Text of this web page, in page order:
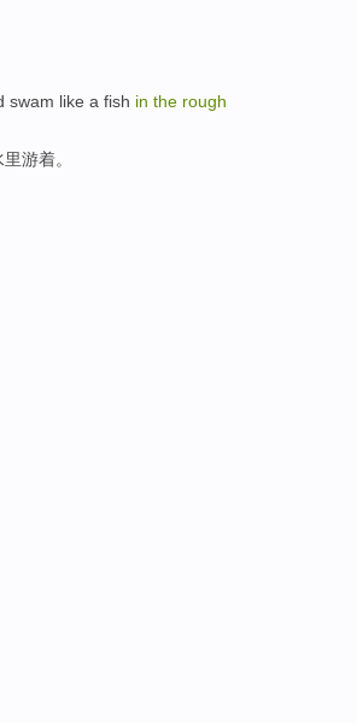
swam like a fish in the rough
里游着。